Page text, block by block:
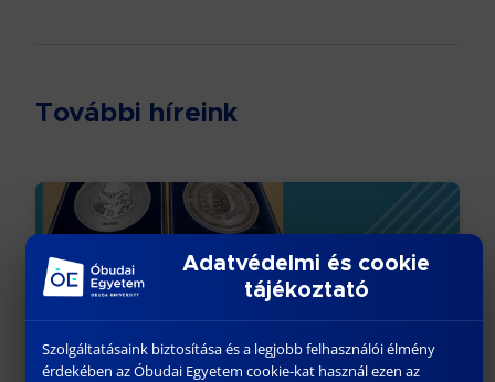
További híreink
A MAGYAR MÉRNÖKI KAMARA GÉPÉSZETI
Adatvédelmi és cookie
tájékoztató
Szolgáltatásaink biztosítása és a legjobb felhasználói élmény
érdekében az Óbudai Egyetem cookie-kat használ ezen az